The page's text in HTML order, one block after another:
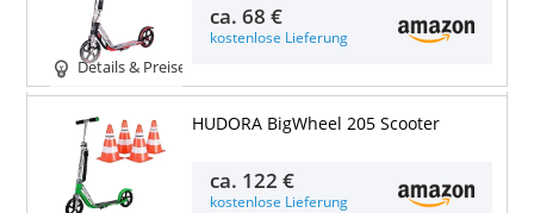
Details & Preise
ca.68 €
kostenlose Lieferung
HUDORA BigWheel 205 Scooter
ca. 122 €
kostenlose Lieferung